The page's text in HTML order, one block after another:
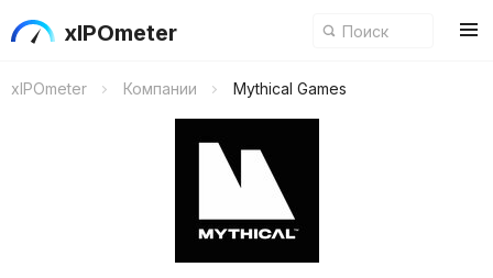
xIPOmeter
xIPOmeter Компании Mythical Games